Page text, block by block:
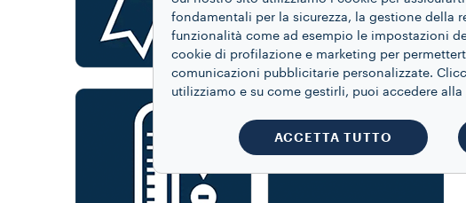
fondamentali per la sicurezza, la gestione della
funzionalità come ad esempio le impostazioni
cookie di profilazione e marketing per
comunicazioni pubblicitarie personalizzate.
utilizziamo e su come gestirli, puoi accedere alla
ACCETTA TUTTO